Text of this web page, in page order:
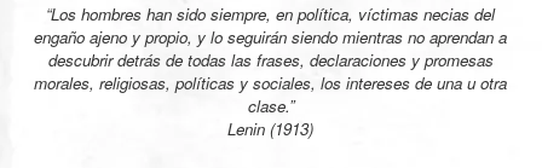
“Los hombres han sido siempre, en política, víctimas necias del
engaño ajeno y propio, y lo seguirán siendo mientras no aprendan a
descubrir detrás de todas las frases, declaraciones y promesas
morales, religiosas, políticas y sociales, los intereses de una u otra
clase.”
Lenin (1913)